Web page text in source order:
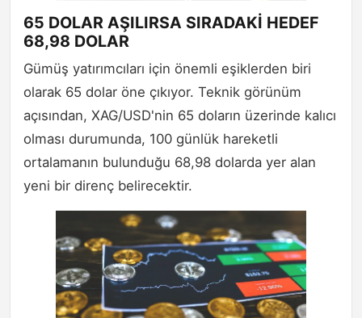
65 DOLAR AŞILIRSA SIRADAKİ HEDEF
68,98 DOLAR
Gümüş yatırımcıları için önemli eşiklerden biri
olarak 65 dolar öne çıkıyor. Teknik görünüm
açısından, XAG/USD'nin 65 doların üzerinde kalıcı
olması durumunda, 100 günlük hareketli
ortalamanın bulunduğu 68,98 dolarda yer alan
yeni bir direnç belirecektir.